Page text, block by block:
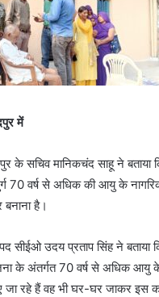
में
के सचिव मानिकचंद साहू ने बताया
70 वर्ष से अधिक की आयु के
है।
उदय प्रताप सिंह ने बताया
के अंतर्गत 70 वर्ष से अधिक आयु के
जा रहे हैं वह भी घर-घर जाकर इस